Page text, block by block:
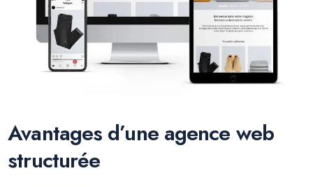
Avantages d’une agence web
structurée